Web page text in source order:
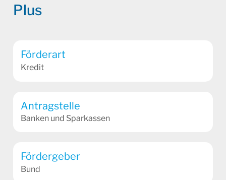
Plus
Förderart
Kredit
Antragstelle
Banken und Sparkassen
Fördergeber
Bund